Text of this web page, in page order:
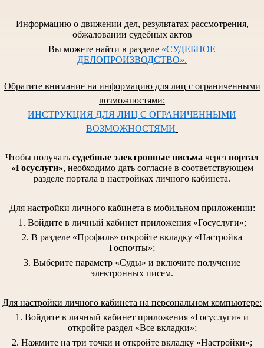
Информацию о движении дел, результатах рассмотрения,
обжаловании судебных актов
Вы можете найти в разделе «СУДЕБНОЕ
ДЕЛОПРОИЗВОДСТВО».
Обратите внимание на информацию для лиц с ограниченными
возможностями:
ИНСТРУКЦИЯ ДЛЯ ЛИЦ С ОГРАНИЧЕННЫМИ
ВОЗМОЖНОСТЯМИ
Чтобы получать судебные электронные письма через портал
«Госуслуги», необходимо дать согласие в соответствующем
разделе портала в настройках личного кабинета.
Для настройки личного кабинета в мобильном приложении:
1. Войдите в личный кабинет приложения «Госуслуги»;
2. В разделе «Профиль» откройте вкладку «Настройка
Госпочты»;
3. Выберите параметр «Суды» и включите получение
электронных писем.
Для настройки личного кабинета на персональном компьютере:
1. Войдите в личный кабинет приложения «Госуслуги» и
откройте раздел «Все вкладки»;
2. Нажмите на три точки и откройте вкладку «Настройки»;